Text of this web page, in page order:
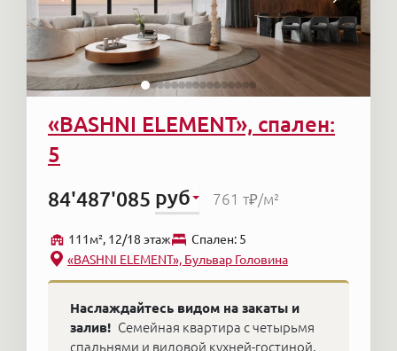
«BASHNI ELEMENT», спален:
5
84'487'085 руб 761 т₽/м²
111м², 12/18 этаж
Cпален: 5
«BASHNI ELEMENT», Бульвар Головина
Наслаждайтесь видом на закаты и
залив! Семейная квартира с четырьмя
спальнями и видовой кухней-гостиной.